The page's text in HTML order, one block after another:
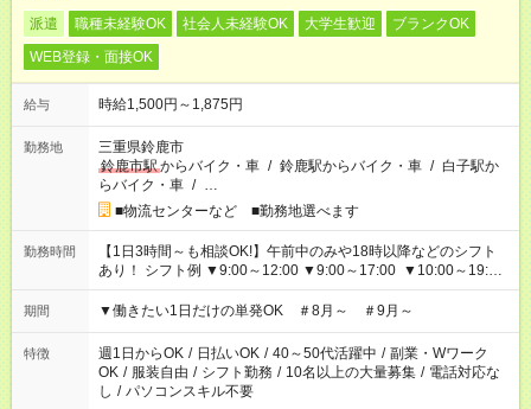
派遣 職種未経験OK 社会人未経験OK 大学生歓迎
ブランクOK
WEB登録・面接OK
給与 時給1,500円～1,875円
勤務地
三重県鈴鹿市
鈴鹿市駅からバイク・車 / 鈴鹿駅からバイク・車 / 白子駅か
らバイク・車 / …
■物流センターなど ■勤務地選べます
勤務時間
【1日3時間～も相談OK!】午前中のみや18時以降などのシフト
あり！ シフト例 ▼9:00～12:00 ▼9:00～17:00 ▼10:00～19:00
▼18:00～21:00
期間 ▼働きたい1日だけの単発OK ＃8月～ ＃9月～
特徴 週1日からOK / 日払いOK / 40～50代活躍中 / 副業・Wワーク
OK / 服装自由 / シフト勤務 / 10名以上の大量募集 / 電話対応な
し / パソコンスキル不要